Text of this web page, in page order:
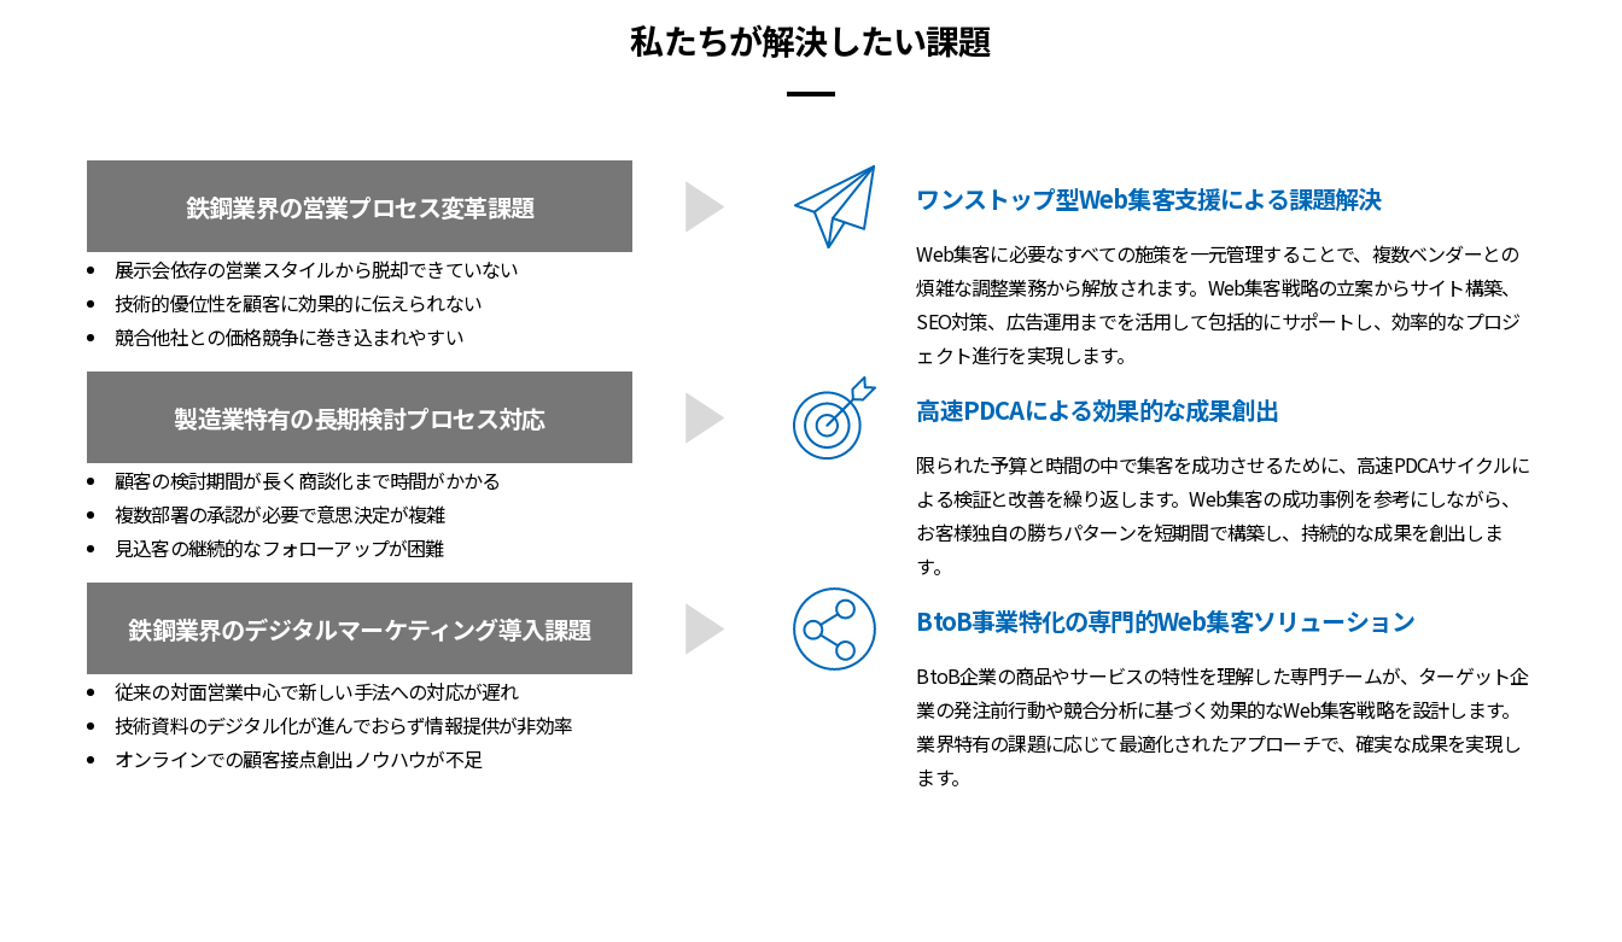
私たちが解決したい課題
鉄鋼業界の営業プロセス変革課題
展示会依存の営業スタイルから脱却できていない
技術的優位性を顧客に効果的に伝えられない
競合他社との価格競争に巻き込まれやすい
ワンストップ型Web集客支援による課題解決
Web集客に必要なすべての施策を一元管理することで、複数ベンダーとの
煩雑な調整業務から解放されます。Web集客戦略の立案からサイト構築、
SEO対策、広告運用までを活用して包括的にサポートし、効率的なプロジ
ェクト進行を実現します。
製造業特有の長期検討プロセス対応
顧客の検討期間が長く商談化まで時間がかかる
複数部署の承認が必要で意思決定が複雑
見込客の継続的なフォローアップが困難
高速PDCAによる効果的な成果創出
限られた予算と時間の中で集客を成功させるために、高速PDCAサイクルに
よる検証と改善を繰り返します。Web集客の成功事例を参考にしながら、
お客様独自の勝ちパターンを短期間で構築し、持続的な成果を創出しま
す。
鉄鋼業界のデジタルマーケティング導入課題
従来の対面営業中心で新しい手法への対応が遅れ
技術資料のデジタル化が進んでおらず情報提供が非効率
オンラインでの顧客接点創出ノウハウが不足
BtoB事業特化の専門的Web集客ソリューション
BtoB企業の商品やサービスの特性を理解した専門チームが、ターゲット企
業の発注前行動や競合分析に基づく効果的なWeb集客戦略を設計します。
業界特有の課題に応じて最適化されたアプローチで、確実な成果を実現し
ます。